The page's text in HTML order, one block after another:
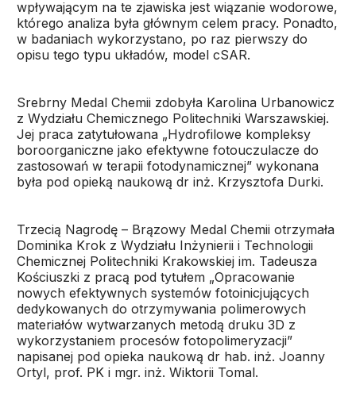
wpływającym na te zjawiska jest wiązanie wodorowe,
którego analiza była głównym celem pracy. Ponadto,
w badaniach wykorzystano, po raz pierwszy do
opisu tego typu układów, model cSAR.
Srebrny Medal Chemii zdobyła Karolina Urbanowicz
z Wydziału Chemicznego Politechniki Warszawskiej.
Jej praca zatytułowana „Hydrofilowe kompleksy
boroorganiczne jako efektywne fotouczulacze do
zastosowań w terapii fotodynamicznej” wykonana
była pod opieką naukową dr inż. Krzysztofa Durki.
Trzecią Nagrodę – Brązowy Medal Chemii otrzymała
Dominika Krok z Wydziału Inżynierii i Technologii
Chemicznej Politechniki Krakowskiej im. Tadeusza
Kościuszki z pracą pod tytułem „Opracowanie
nowych efektywnych systemów fotoinicjujących
dedykowanych do otrzymywania polimerowych
materiałów wytwarzanych metodą druku 3D z
wykorzystaniem procesów fotopolimeryzacji”
napisanej pod opieka naukową dr hab. inż. Joanny
Ortyl, prof. PK i mgr. inż. Wiktorii Tomal.